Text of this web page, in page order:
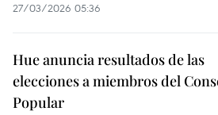
27/03/2026 05:36
Hue anuncia resultados de las
elecciones a miembros del
Popular